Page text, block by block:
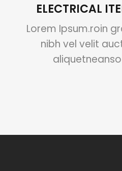
ELECTRICAL
Lorem Ipsum.roin
nibh vel velit
aliquetneanso